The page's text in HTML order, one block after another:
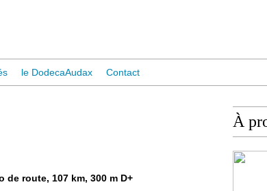
le DodecaAudax Contact
de route, 107 km, 300 m D+
À